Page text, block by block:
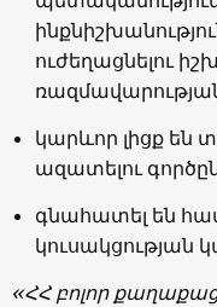
ուժեղացնելու
կարևոր լիցք են
ազատելու
գնահատել են
«ՀՀ բոլոր